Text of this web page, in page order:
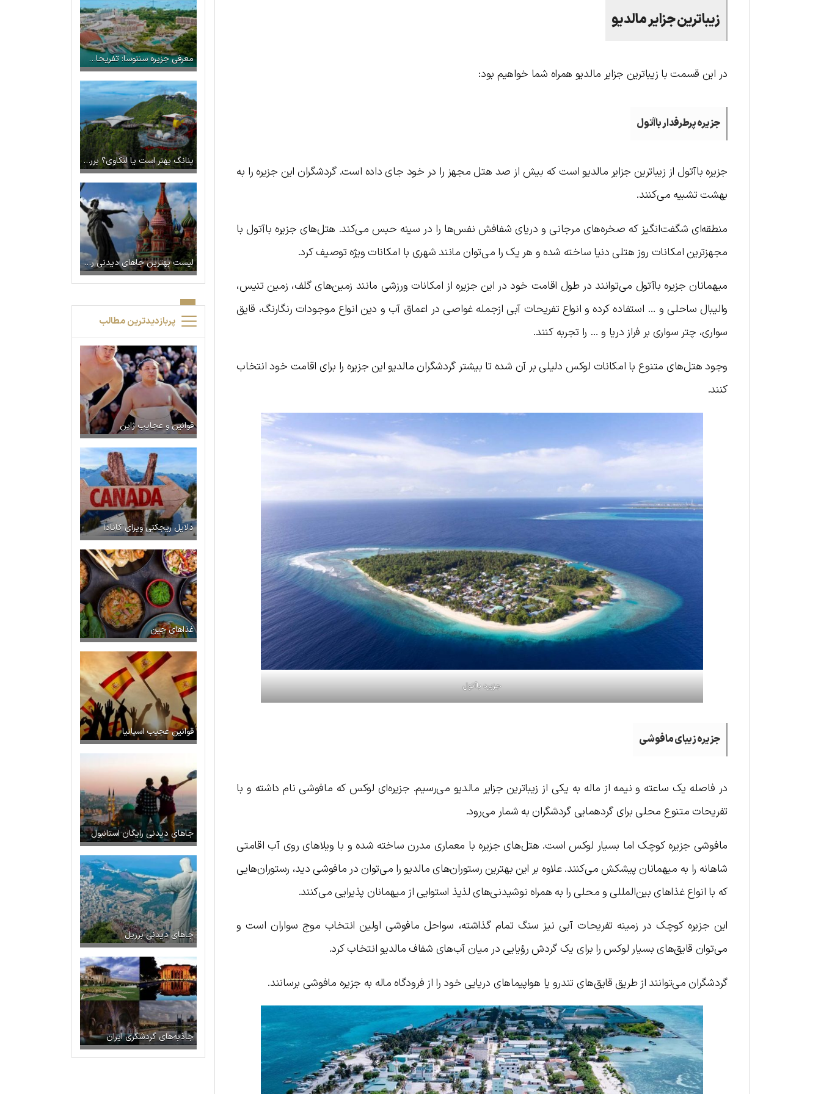
زیباترین جزایر مالدیو
در این قسمت با زیباترین جزایر مالدیو همراه شما خواهیم بود:
جزیره پرطرفدار باآتول
جزیره باآتول از زیباترین جزایر مالدیو است که بیش از صد هتل مجهز را در خود جای داده است. گردشگران این جزیره را به
بهشت تشبیه می‌کنند.
منطقه‌ای شگفت‌انگیز که صخره‌های مرجانی و دریای شفافش نفس‌ها را در سینه حبس می‌کند. هتل‌های جزیره باآتول با
مجهزترین امکانات روز هتلی دنیا ساخته شده و هر یک را می‌توان مانند شهری با امکانات ویژه توصیف کرد.
میهمانان جزیره باآتول می‌توانند در طول اقامت خود در این جزیره از امکانات ورزشی مانند زمین‌های گلف، زمین تنیس،
والیبال ساحلی و … استفاده کرده و انواع تفریحات آبی ازجمله غواصی در اعماق آب و دین انواع موجودات رنگارنگ، قایق
سواری، چتر سواری بر فراز دریا و … را تجربه کنند.
وجود هتل‌های متنوع با امکانات لوکس دلیلی بر آن شده تا بیشتر گردشگران مالدیو این جزیره را برای اقامت خود انتخاب
کنند.
جزیره باآتول
جزیره زیبای مافوشی
در فاصله یک ساعته و نیمه از ماله به یکی از زیباترین جزایر مالدیو می‌رسیم. جزیره‌ای لوکس که مافوشی نام داشته و با
تفریحات متنوع محلی برای گردهمایی گردشگران به شمار می‌رود.
مافوشی جزیره‌ کوچک اما بسیار لوکس است. هتل‌های جزیره با معماری مدرن ساخته شده و با ویلاهای روی آب اقامتی
شاهانه را به میهمانان پیشکش می‌کنند. علاوه بر این بهترین رستوران‌های مالدیو را می‌توان در مافوشی دید، رستوران‌هایی
که با انواع غذاهای بین‌المللی و محلی را به همراه نوشیدنی‌های لذیذ استوایی از میهمانان پذیرایی می‌کنند.
این جزیره کوچک در زمینه تفریحات آبی نیز سنگ تمام گذاشته، سواحل مافوشی اولین انتخاب موج سواران است و
می‌توان قایق‌های بسیار لوکس را برای یک گردش رؤیایی در میان آب‌های شفاف مالدیو انتخاب کرد.
گردشگران می‌توانند از طریق قایق‌های تندرو یا هواپیماهای دریایی خود را از فرودگاه ماله به جزیره مافوشی برسانند.
معرفی جزیره سنتوسا: تفریحات خانوادگی در سنگاپور
پنانگ بهتر است یا لنکاوی؟ بررسی جذابیت‌های دو جزیره معروف مالزی
لیست بهترین جاهای دیدنی روسیه که قبل از سفر باید بشناسید
پربازدیدترین مطالب
قوانین و عجایب ژاپن
دلایل ریجکتی ویزای کانادا
غذاهای چین
قوانین عجیب اسپانیا
جاهای دیدنی رایگان استانبول
جاهای دیدنی برزیل
جاذبه‌های گردشگری ایران